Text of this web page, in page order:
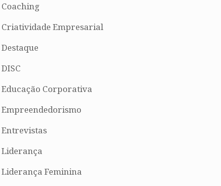
Coaching
Criatividade Empresarial
Destaque
DISC
Educação Corporativa
Empreendedorismo
Entrevistas
Liderança
Liderança Feminina